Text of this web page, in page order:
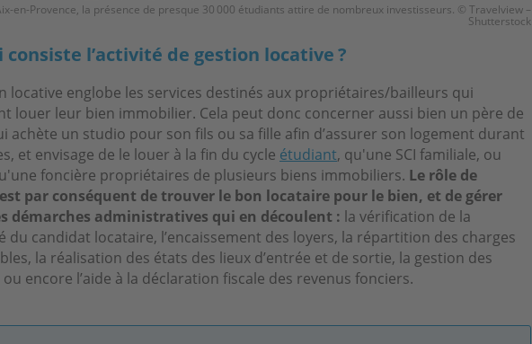
en-Provence, la présence de presque 30 000 étudiants attire de nombreux investisseurs. © Travelview –
Shutterstock
consiste l’activité de gestion locative ?
locative englobe les services destinés aux propriétaires/bailleurs qui
louer leur bien immobilier. Cela peut donc concerner aussi bien un père de
achète un studio pour son fils ou sa fille afin d’assurer son logement durant
et envisage de le louer à la fin du cycle étudiant, qu'une SCI familiale, ou
foncière propriétaires de plusieurs biens immobiliers. Le rôle de
est par conséquent de trouver le bon locataire pour le bien, et de gérer
démarches administratives qui en découlent : la vérification de la
du candidat locataire, l’encaissement des loyers, la répartition des charges
la réalisation des états des lieux d’entrée et de sortie, la gestion des
encore l’aide à la déclaration fiscale des revenus fonciers.